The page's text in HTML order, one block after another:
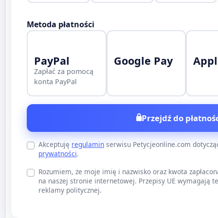
Metoda płatności
PayPal
Zapłać za pomocą
konta PayPal
Google Pay
Przejdź do
Akceptuję regulamin serwisu Petycjeonline.com
prywatności.
Rozumiem, że moje imię i nazwisko oraz kwota
na naszej stronie internetowej. Przepisy UE wymagają
reklamy politycznej.